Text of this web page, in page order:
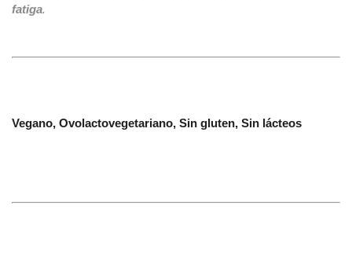
fatiga.
Vegano, Ovolactovegetariano, Sin gluten, Sin lácteos